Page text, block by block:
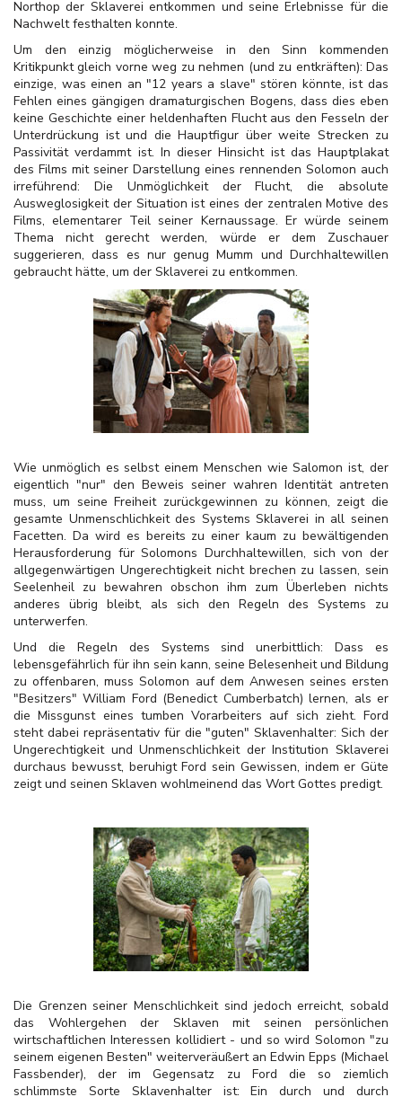
Northop der Sklaverei entkommen und seine Erlebnisse für die
Nachwelt festhalten konnte.
Um den einzig möglicherweise in den Sinn kommenden
Kritikpunkt gleich vorne weg zu nehmen (und zu entkräften): Das
einzige, was einen an "12 years a slave" stören könnte, ist das
Fehlen eines gängigen dramaturgischen Bogens, dass dies eben
keine Geschichte einer heldenhaften Flucht aus den Fesseln der
Unterdrückung ist und die Hauptfigur über weite Strecken zu
Passivität verdammt ist. In dieser Hinsicht ist das Hauptplakat
des Films mit seiner Darstellung eines rennenden Solomon auch
irreführend: Die Unmöglichkeit der Flucht, die absolute
Ausweglosigkeit der Situation ist eines der zentralen Motive des
Films, elementarer Teil seiner Kernaussage. Er würde seinem
Thema nicht gerecht werden, würde er dem Zuschauer
suggerieren, dass es nur genug Mumm und Durchhaltewillen
gebraucht hätte, um der Sklaverei zu entkommen.
Wie unmöglich es selbst einem Menschen wie Salomon ist, der
eigentlich "nur" den Beweis seiner wahren Identität antreten
muss, um seine Freiheit zurückgewinnen zu können, zeigt die
gesamte Unmenschlichkeit des Systems Sklaverei in all seinen
Facetten. Da wird es bereits zu einer kaum zu bewältigenden
Herausforderung für Solomons Durchhaltewillen, sich von der
allgegenwärtigen Ungerechtigkeit nicht brechen zu lassen, sein
Seelenheil zu bewahren obschon ihm zum Überleben nichts
anderes übrig bleibt, als sich den Regeln des Systems zu
unterwerfen.
Und die Regeln des Systems sind unerbittlich: Dass es
lebensgefährlich für ihn sein kann, seine Belesenheit und Bildung
zu offenbaren, muss Solomon auf dem Anwesen seines ersten
"Besitzers" William Ford (Benedict Cumberbatch) lernen, als er
die Missgunst eines tumben Vorarbeiters auf sich zieht. Ford
steht dabei repräsentativ für die "guten" Sklavenhalter: Sich der
Ungerechtigkeit und Unmenschlichkeit der Institution Sklaverei
durchaus bewusst, beruhigt Ford sein Gewissen, indem er Güte
zeigt und seinen Sklaven wohlmeinend das Wort Gottes predigt.
Die Grenzen seiner Menschlichkeit sind jedoch erreicht, sobald
das Wohlergehen der Sklaven mit seinen persönlichen
wirtschaftlichen Interessen kollidiert - und so wird Solomon "zu
seinem eigenen Besten" weiterveräußert an Edwin Epps (Michael
Fassbender), der im Gegensatz zu Ford die so ziemlich
schlimmste Sorte Sklavenhalter ist: Ein durch und durch